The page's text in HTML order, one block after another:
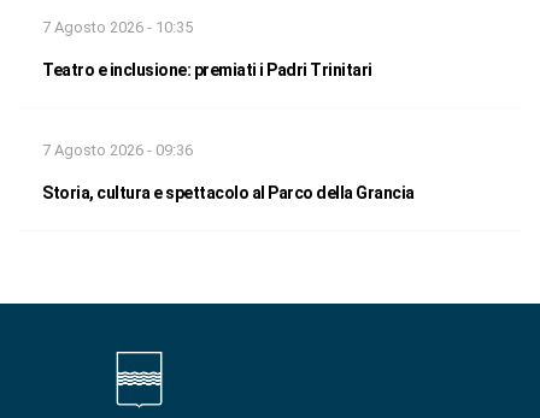
7 Agosto 2026 - 10:35
Teatro e inclusione: premiati i Padri Trinitari
7 Agosto 2026 - 09:36
Storia, cultura e spettacolo al Parco della Grancia